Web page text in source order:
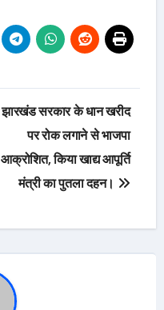
झारखंड सरकार के धान खरीद
पर रोक लगाने से भाजपा
आक्रोशित, किया खाद्य आपूर्ति
मंत्री का पुतला दहन।